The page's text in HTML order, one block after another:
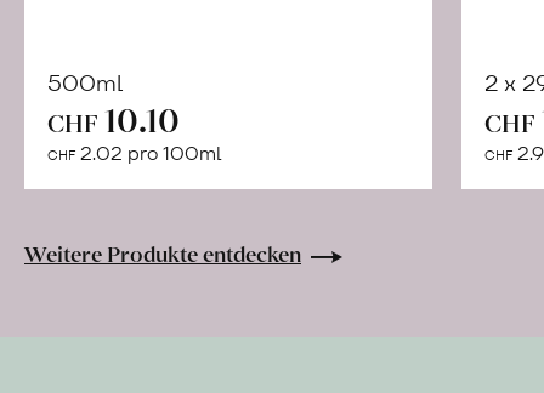
500ml
CHF 10.10
CHF 2.02 pro 100ml
Warenkorb
2 x
CHF
CHF
Weitere Produkte entdecken